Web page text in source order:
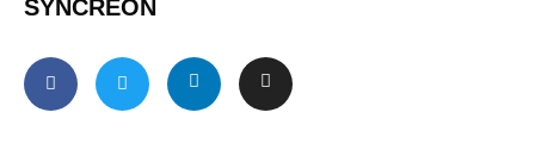
SYNCREON